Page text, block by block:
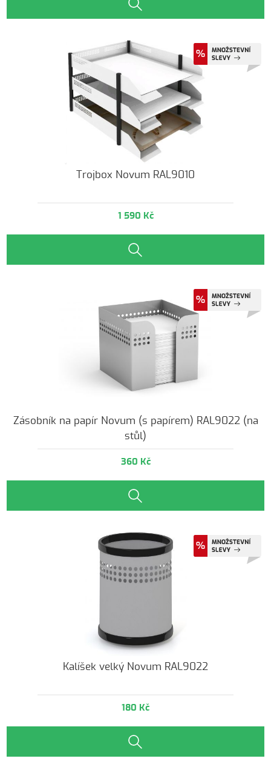
Trojbox Novum RAL9010
1 590 Kč
Zásobník na papír Novum (s papírem) RAL9022 (na
stůl)
360 Kč
Kalíšek velký Novum RAL9022
180 Kč